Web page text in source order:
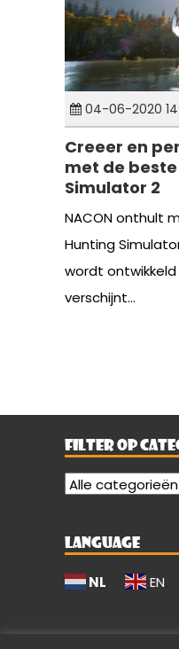
04-06-2020
Creeer en
met de
Simulator 2
NACON onthult
Hunting
wordt
verschijnt...
FILTER OP
LANGUAGE
NL EN